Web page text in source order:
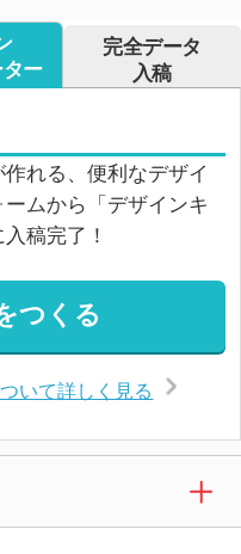
ー
完全データ
入稿
れる、便利なデザイ
ムから「デザインキ
稿完了！
つくる
いて詳しく見る